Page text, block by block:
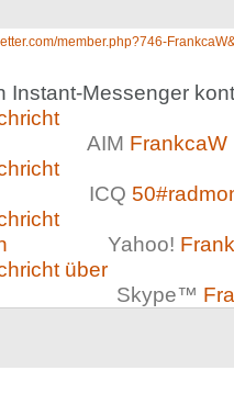
member.php?746-
Instant-Messenger
AIM FrankcaW
ICQ
Yahoo!
Skype™